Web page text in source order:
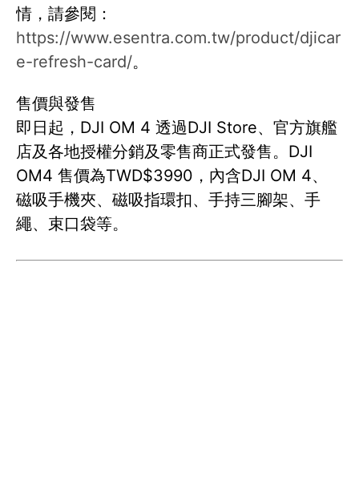
情，請參閱：
https://www.esentra.com.tw/product/djicar
e-refresh-card/。
售價與發售
即日起，DJI OM 4 透過DJI Store、官方旗艦
店及各地授權分銷及零售商正式發售。DJI
OM4 售價為TWD$3990，內含DJI OM 4、
磁吸手機夾、磁吸指環扣、手持三腳架、手
繩、束口袋等。